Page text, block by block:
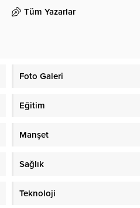
Tüm Yazarlar
Foto Galeri
Eğitim
Manşet
Sağlık
Teknoloji